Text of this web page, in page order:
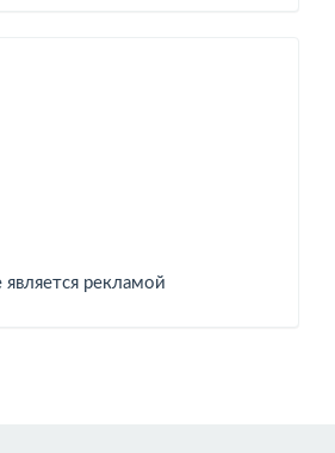
является рекламой